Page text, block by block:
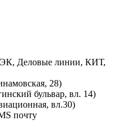
Деловые линии, КИТ,
28)
бульвар, вл. 14)
вл.30)
почту